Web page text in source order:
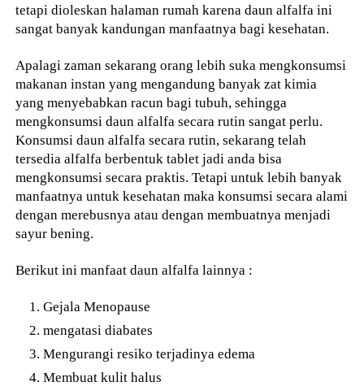
tetapi dioleskan halaman rumah karena daun alfalfa ini
sangat banyak kandungan manfaatnya bagi kesehatan.
Apalagi zaman sekarang orang lebih suka mengkonsumsi
makanan instan yang mengandung banyak zat kimia
yang menyebabkan racun bagi tubuh, sehingga
mengkonsumsi daun alfalfa secara rutin sangat perlu.
Konsumsi daun alfalfa secara rutin, sekarang telah
tersedia alfalfa berbentuk tablet jadi anda bisa
mengkonsumsi secara praktis. Tetapi untuk lebih banyak
manfaatnya untuk kesehatan maka konsumsi secara alami
dengan merebusnya atau dengan membuatnya menjadi
sayur bening.
Berikut ini manfaat daun alfalfa lainnya :
Gejala Menopause
mengatasi diabates
Mengurangi resiko terjadinya edema
Membuat kulit halus